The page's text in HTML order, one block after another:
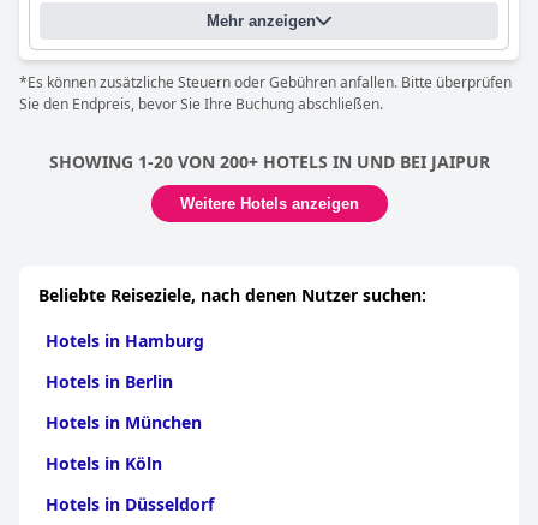
Mehr anzeigen
*Es können zusätzliche Steuern oder Gebühren anfallen. Bitte überprüfen
Sie den Endpreis, bevor Sie Ihre Buchung abschließen.
SHOWING 1-20 VON 200+ HOTELS IN UND BEI JAIPUR
Weitere Hotels anzeigen
Beliebte Reiseziele, nach denen Nutzer suchen:
Hotels in Hamburg
Hotels in Berlin
Hotels in München
Hotels in Köln
Hotels in Düsseldorf